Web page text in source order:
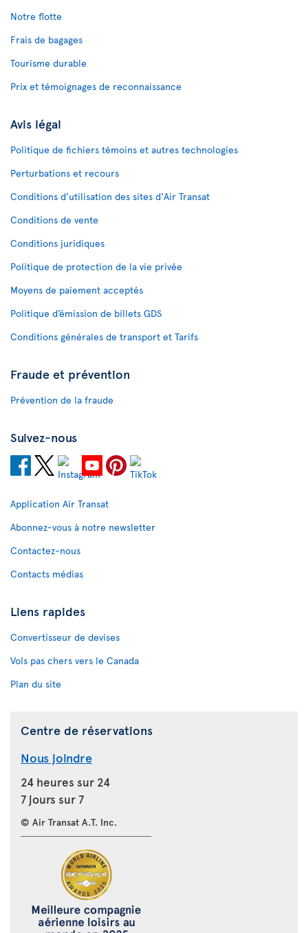
Notre flotte
Frais de bagages
Tourisme durable
Prix et témoignages de reconnaissance
Avis légal
Politique de fichiers témoins et autres technologies
Perturbations et recours
Conditions d’utilisation des sites d'Air Transat
Conditions de vente
Conditions juridiques
Politique de protection de la vie privée
Moyens de paiement acceptés
Politique d’émission de billets GDS
Conditions générales de transport et Tarifs
Fraude et prévention
Prévention de la fraude
Suivez-nous
Application Air Transat
Abonnez-vous à notre newsletter
Contactez-nous
Contacts médias
Liens rapides
Convertisseur de devises
Vols pas chers vers le Canada
Plan du site
Centre de réservations
Nous joindre
24 heures sur 24
7 jours sur 7
© Air Transat A.T. Inc.